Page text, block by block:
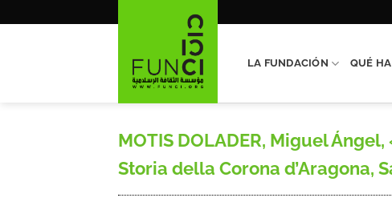
LA FUNDACIÓN QUÉ
MOTIS DOLADER, Miguel
Storia della Corona d’Aragona,